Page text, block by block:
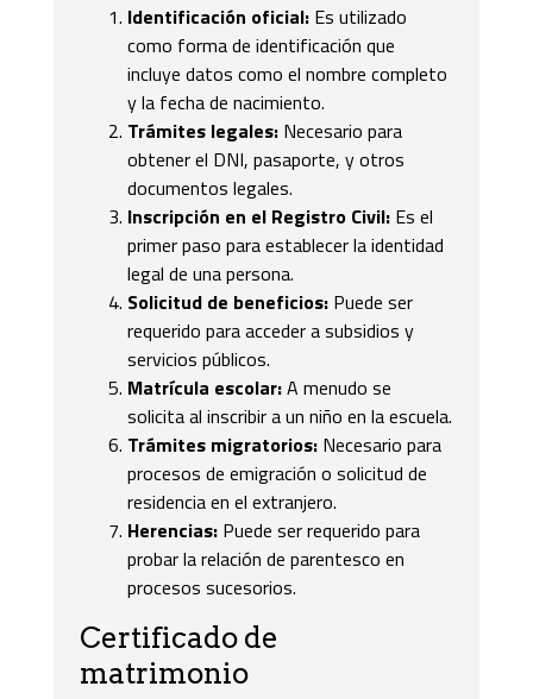
Identificación oficial: Es utilizado
como forma de identificación que
incluye datos como el nombre completo
y la fecha de nacimiento.
Trámites legales: Necesario para
obtener el DNI, pasaporte, y otros
documentos legales.
Inscripción en el Registro Civil: Es el
primer paso para establecer la identidad
legal de una persona.
Solicitud de beneficios: Puede ser
requerido para acceder a subsidios y
servicios públicos.
Matrícula escolar:A menudo se
solicita al inscribir a un niño en la escuela.
Trámites migratorios: Necesario para
procesos de emigración o solicitud de
residencia en el extranjero.
Herencias: Puede ser requerido para
probar la relación de parentesco en
procesos sucesorios.
Certificado de
matrimonio